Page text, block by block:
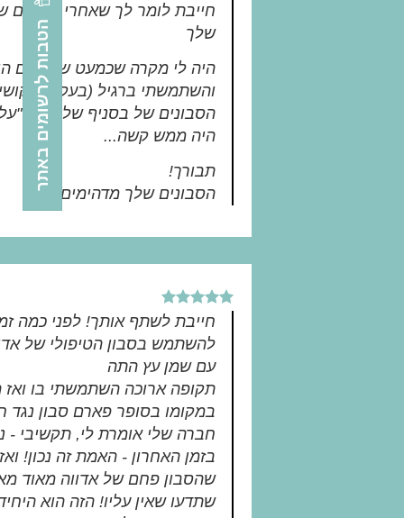
חייבת לומר
שלך
היה לי מקרה שכמעט שבועיים
והשתמשתי ברגיל (בעקבות
הסבונים של בסניף שלנו של
היה ממש קשה...
תבורך!
הסבונים שלך מדהימים
חייבת לשתף אותך! לפני כמה
להשתמש בסבון הטיפולי של
עם שמן עץ התה
תקופה ארוכה השתמשתי בו ואז
במקומו בסופר פארם סבון נגד
חברה שלי אומרת לי, תקשיבי -
בזמן האחרון - האמת זה נכון!
שהסבון פחם של אדווה מאוד
שתדעו שאין עליו! הזה הוא
הטבות לרשומים באתר